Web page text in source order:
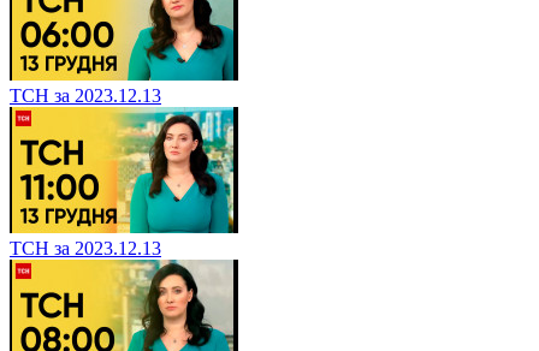
ТСН за 2023.12.13
ТСН за 2023.12.13